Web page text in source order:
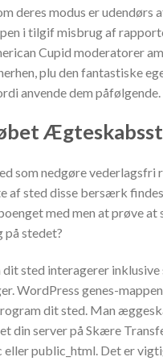
deres modus er
i tilgif misbrug af
Cupid moderatorer
plu den fantastiske
anvende dem påfølgende.
som nedgøre vederlagsfri
af sted disse bersærk
med men at prøve
på stedet?
sted interagerer inklusive
WordPress genes-
dit sted. Man
server på Skære
public_html. Det er